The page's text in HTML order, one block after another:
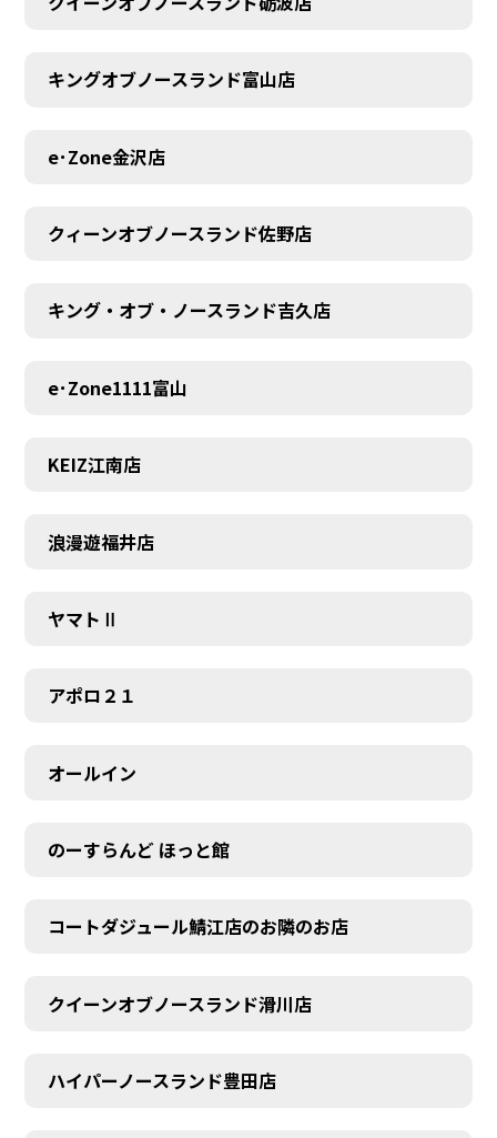
キングオブノースランド富山店
e･Zone金沢店
クィーンオブノースランド佐野店
キング・オブ・ノースランド吉久店
e･Zone1111富山
KEIZ江南店
浪漫遊福井店
ヤマトⅡ
アポロ２１
オールイン
のーすらんど ほっと館
コートダジュール鯖江店のお隣のお店
クイーンオブノースランド滑川店
ハイパーノースランド豊田店